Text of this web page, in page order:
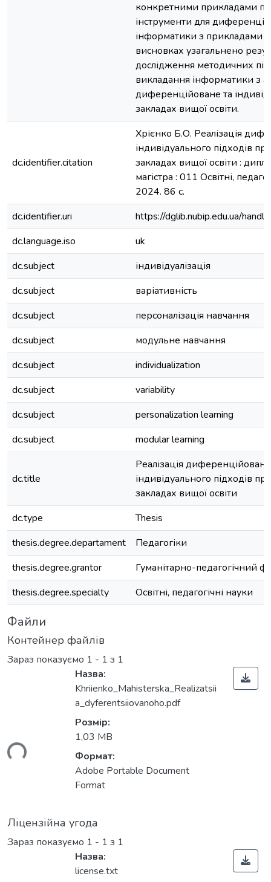
конкретними прикладами
інструменти для
інформатики з прикладами
висновках узагальнено
дослідження методичних
викладання інформатики з
диференційоване та
закладах вищої освіти.
dc.identifier.citation
Хрієнко Б.О. Реалізація
індивідуального підходів
закладах вищої освіти :
магістра : 011 Освітні,
2024. 86 с.
dc.identifier.uri
https://dglib.nubip.edu.ua/
dc.language.iso
uk
dc.subject
індивідуалізація
dc.subject
варіативність
dc.subject
персоналізація навчання
dc.subject
модульне навчання
dc.subject
individualization
dc.subject
variability
dc.subject
personalization learning
dc.subject
modular learning
dc.title
Реалізація
індивідуального підходів
закладах вищої освіти
dc.type
Thesis
thesis.degree.departament
Педагогіки
thesis.degree.grantor
Гуманітарно-педагогічний
thesis.degree.specialty
Освітні, педагогічні науки
Файли
Контейнер файлів
Зараз показуємо 1 - 1 з 1
Назва:
Khriienko_Mahisterska_Realizatsii
a_dyferentsiiovanoho.pdf
Розмір:
1,03 MB
Формат:
Adobe Portable Document
Format
Ліцензійна угода
Зараз показуємо 1 - 1 з 1
Назва:
license.txt